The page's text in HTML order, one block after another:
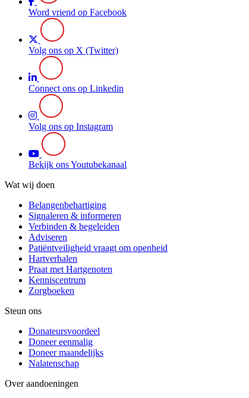
Word vriend op Facebook
Volg ons op X (Twitter)
Connect ons op Linkedin
Volg ons op Instagram
Bekijk ons Youtubekanaal
Wat wij doen
Belangenbehartiging
Signaleren & informeren
Verbinden & begeleiden
Adviseren
Patiëntveiligheid vraagt om openheid
Hartverhalen
Praat met Hartgenoten
Kenniscentrum
Zorgboeken
Steun ons
Donateursvoordeel
Doneer eenmalig
Doneer maandelijks
Nalatenschap
Over aandoeningen